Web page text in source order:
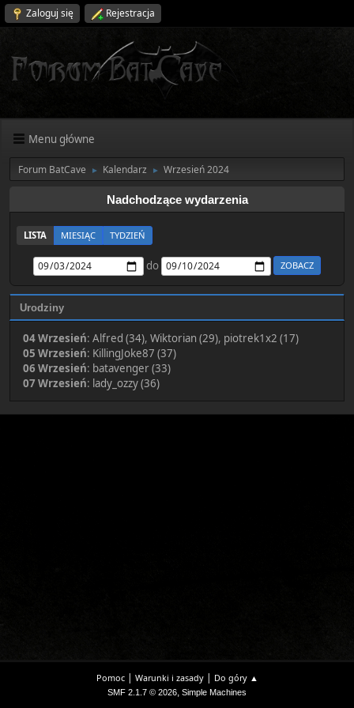
Zaloguj się Rejestracja
Menu główne
Forum BatCave ► Kalendarz ► Wrzesień 2024
Nadchodzące wydarzenia
LISTA MIESIĄC TYDZIEŃ
do
Urodziny
04 Wrzesień: Alfred (34), Wiktorian (29), piotrek1x2 (17)
05 Wrzesień: KillingJoke87 (37)
06 Wrzesień: batavenger (33)
07 Wrzesień: lady_ozzy (36)
Pomoc| Warunki i zasady| Do góry ▲
SMF 2.1.7 © 2026, Simple Machines